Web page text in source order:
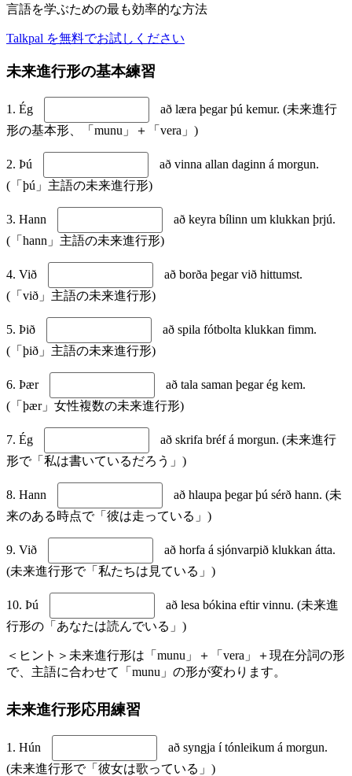
言語を学ぶための最も効率的な方法
Talkpal を無料でお試しください
未来進行形の基本練習
1. Ég
að læra þegar þú kemur. (未来進行
形の基本形、「munu」＋「vera」)
2. Þú
að vinna allan daginn á morgun.
(「þú」主語の未来進行形)
3. Hann
að keyra bílinn um klukkan þrjú.
(「hann」主語の未来進行形)
4. Við
að borða þegar við hittumst.
(「við」主語の未来進行形)
5. Þið
að spila fótbolta klukkan fimm.
(「þið」主語の未来進行形)
6. Þær
að tala saman þegar ég kem.
(「þær」女性複数の未来進行形)
7. Ég
að skrifa bréf á morgun. (未来進行
形で「私は書いているだろう」)
8. Hann
að hlaupa þegar þú sérð hann. (未
来のある時点で「彼は走っている」)
9. Við
að horfa á sjónvarpið klukkan átta.
(未来進行形で「私たちは見ている」)
10. Þú
að lesa bókina eftir vinnu. (未来進
行形の「あなたは読んでいる」)
＜ヒント＞未来進行形は「munu」＋「vera」＋現在分詞の形
で、主語に合わせて「munu」の形が変わります。
未来進行形応用練習
1. Hún
að syngja í tónleikum á morgun.
(未来進行形で「彼女は歌っている」)